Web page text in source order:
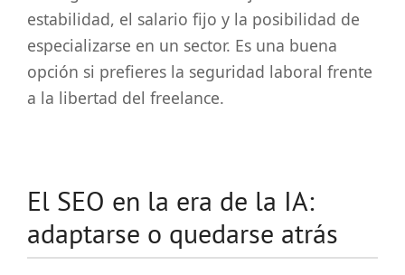
estabilidad, el salario fijo y la posibilidad de
especializarse en un sector. Es una buena
opción si prefieres la seguridad laboral frente
a la libertad del freelance.
El SEO en la era de la IA:
adaptarse o quedarse atrás